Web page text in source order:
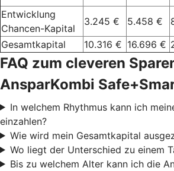
Entwicklung
Chancen-Kapital
3.245 € 5.458 €
Gesamtkapital
10.316 € 16.696 €
FAQ zum cleveren
AnsparKombi
In welchem Rhythmus kann ich
einzahlen?
Wie wird mein Gesamtkapital
Wo liegt der Unterschied zu einem
Bis zu welchem Alter kann ich die